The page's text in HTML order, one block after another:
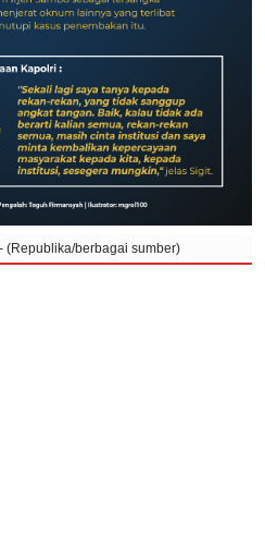
(Republika/berbagai sumber)